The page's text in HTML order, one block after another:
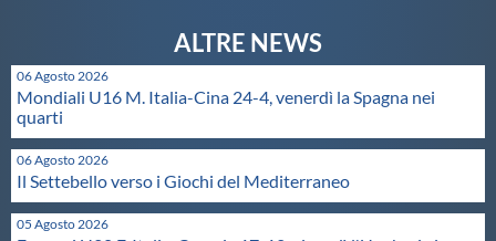
06 Agosto 2026
Mondiali U16 M. Italia-Cina 24-4, venerdì la Spagna nei
quarti
06 Agosto 2026
Il Settebello verso i Giochi del Mediterraneo
05 Agosto 2026